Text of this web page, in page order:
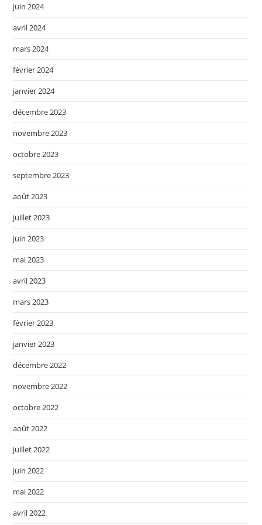
juin 2024
avril 2024
mars 2024
février 2024
janvier 2024
décembre 2023
novembre 2023
octobre 2023
septembre 2023
août 2023
juillet 2023
juin 2023
mai 2023
avril 2023
mars 2023
février 2023
janvier 2023
décembre 2022
novembre 2022
octobre 2022
août 2022
juillet 2022
juin 2022
mai 2022
avril 2022